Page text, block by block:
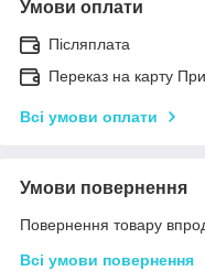
Умови оплати
Післяплата
Переказ на карту
Всі умови оплати
Умови повернення
Повернення товару
Всі умови повернення